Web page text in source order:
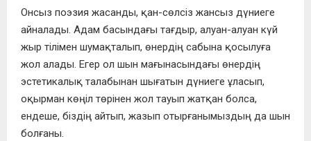
Онсыз поэзия жасанды, қан-сөлсіз жансыз дүниеге
айналады. Адам басындағы тағдыр, алуан-алуан күй
жыр тілімен шумақталып, өнердің сабына қосылуға
жол алады. Егер ол шын мағынасындағы өнердің
эстетикалық талабынан шығатын дүниеге ұласып,
оқырман көңіл төрінен жол тауып жатқан болса,
ендеше, біздің айтып, жазып отырғанымыздың да шын
болғаны.